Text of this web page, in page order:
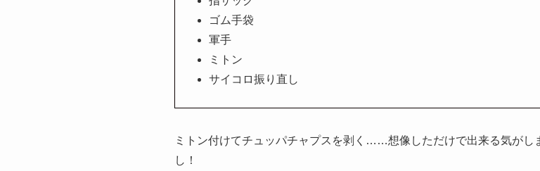
ゴム手袋
軍手
ミトン
サイコロ振り直し
ミトン付けてチュッパチャプスを剥く……想像しただけで出来る気がし
し！